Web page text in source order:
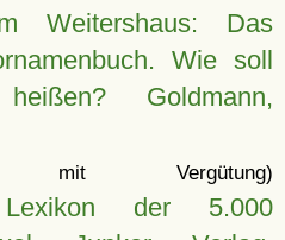
Weitershaus: Das
Wie soll
Goldmann,
mit Vergütung)
der 5.000